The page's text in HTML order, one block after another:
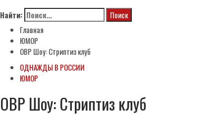
Найти:
Главная
ЮМОР
ОВР Шоу: Стриптиз клуб
ОДНАЖДЫ В РОССИИ
ЮМОР
ОВР Шоу: Стриптиз клуб